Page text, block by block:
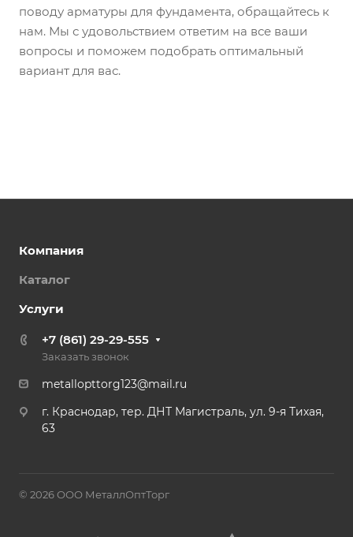
поводу арматуры для фундамента, обращайтесь к
нам. Мы с удовольствием ответим на все ваши
вопросы и поможем подобрать оптимальный
вариант для вас.
Компания
Каталог
Услуги
+7 (861) 29-29-555
Заказать звонок
metallopttorg123@mail.ru
г. Краснодар, тер. ДНТ Магистраль, ул. 9-я Тихая,
63
© 2026 ООО МеталлОптТорг